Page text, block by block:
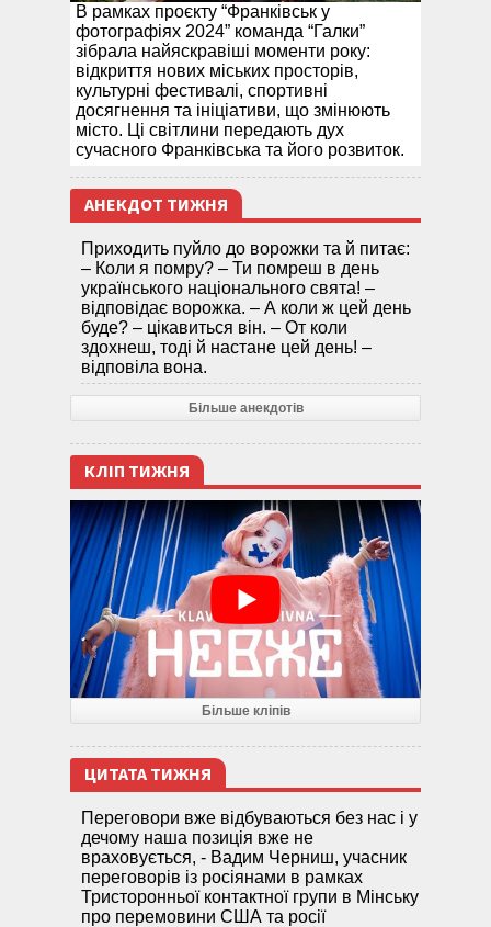
В рамках проєкту “Франківськ у
фотографіях 2024” команда “Галки”
зібрала найяскравіші моменти року:
відкриття нових міських просторів,
культурні фестивалі, спортивні
досягнення та ініціативи, що змінюють
місто. Ці світлини передають дух
сучасного Франківська та його розвиток.
АНЕКДОТ ТИЖНЯ
Приходить пуйло до ворожки та й питає:
– Коли я помру? – Ти помреш в день
українського національного свята! –
відповідає ворожка. – А коли ж цей день
буде? – цікавиться він. – От коли
здохнеш, тоді й настане цей день! –
відповіла вона.
Більше анекдотів
КЛІП ТИЖНЯ
Більше кліпів
ЦИТАТА ТИЖНЯ
Переговори вже відбуваються без нас і у
дечому наша позиція вже не
враховується, - Вадим Черниш, учасник
переговорів із росіянами в рамках
Тристоронньої контактної групи в Мінську
про перемовини США та росії